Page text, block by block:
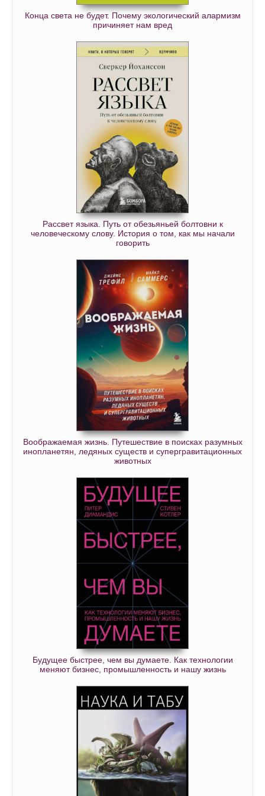
52
Конца света не будет. Почему экологический алармизм
причиняет нам вред
Рассвет языка. Путь от обезьяньей болтовни к
человеческому слову. История о том, как мы начали
говорить
Воображаемая жизнь. Путешествие в поисках разумных
инопланетян, ледяных существ и супергравитационных
животных
Будущее быстрее, чем вы думаете. Как технологии
меняют бизнес, промышленность и нашу жизнь